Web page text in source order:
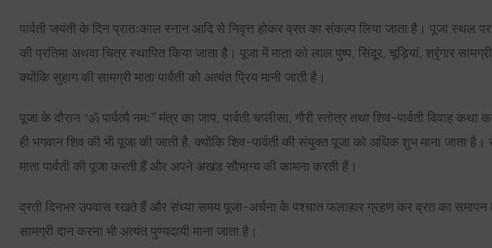
पार्वती जयंती के दिन प्रातःकाल स्नान आदि से निवृत्त होकर व्रत का संकल्प लिया जाता है। पूजा स्थल पर
की प्रतिमा अथवा चित्र स्थापित किया जाता है। पूजा में माता को लाल पुष्प, सिंदूर, चूड़ियां, श्रृंगार सामग्री
क्योंकि सुहाग की सामग्री माता पार्वती को अत्यंत प्रिय मानी जाती है।
पूजा के दौरान “ॐ पार्वत्यै नमः” मंत्र का जाप, पार्वती चालीसा, गौरी स्तोत्र तथा शिव-पार्वती विवाह
ही भगवान शिव की भी पूजा की जाती है, क्योंकि शिव-पार्वती की संयुक्त पूजा को अधिक शुभ माना जाता
माता पार्वती की पूजा करती हैं और अपने अखंड सौभाग्य की कामना करती हैं।
व्रती दिनभर उपवास रखते हैं और संध्या समय पूजा-अर्चना के पश्चात फलाहार ग्रहण कर व्रत का
सामग्री दान करना भी अत्यंत पुण्यदायी माना जाता है।